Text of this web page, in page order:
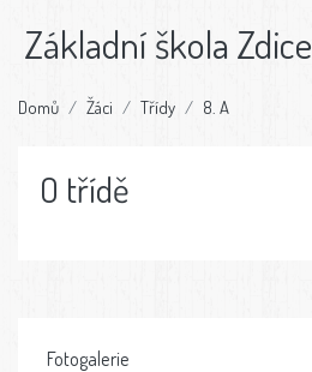
Základní škola Zdice
Domů Žáci Třídy 8. A
O třídě
Fotogalerie